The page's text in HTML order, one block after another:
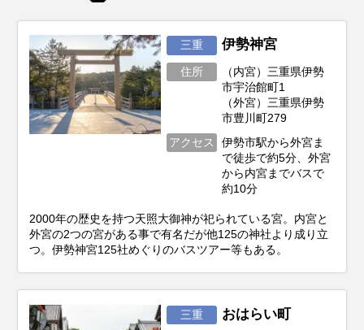
三重 伊勢神宮
住所
（内宮）三重県伊勢
市宇治館町1
（外宮）三重県伊勢
市豊川町279
アクセス
伊勢市駅から外宮ま
で徒歩で約5分、外宮
から内宮までバスで
約10分
2000年の歴史を持つ天照大御神が祀られている宮。内宮と
外宮の2つの宮がある事で有名だが他125の神社より成り立
つ。伊勢神宮125社めぐりのバスツアー等もある。
三重 おはらい町